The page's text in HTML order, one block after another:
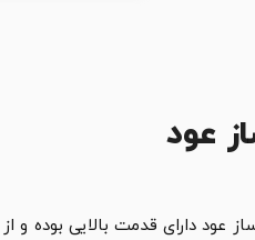
عود
عود دارای قدمت بالایی بوده و